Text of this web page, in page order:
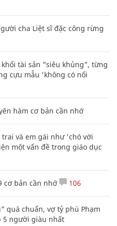
cha Liệt sĩ đặc công rừng
tài sản "siêu khủng", từng
cựu mẫu 'không có nổi
hàm cơ bản cần nhớ
và em gái như 'chó với
một vấn đề trong giáo dục
cơ bản cần nhớ 106
quá chuẩn, vợ tỷ phú Phạm
5 người giàu nhất